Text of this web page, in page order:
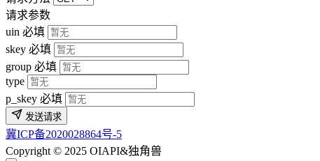
请求参数
uin 必填
skey 必填
group 必填
type
p_skey 必填
发送请求
冀ICP备2020028864号-5
Copyright © 2025 OIAPI&独角兽